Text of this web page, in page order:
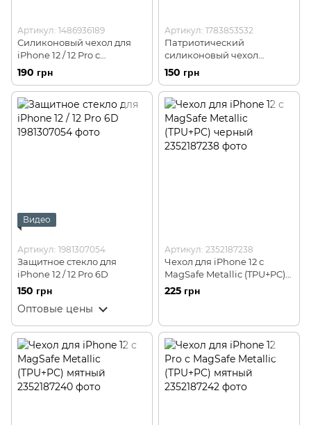
Артикул: 1486936189
Силиконовый чехол для
iPhone 12 / 12 Pro с
закрытым низом голубой
Blue 16 Silicone Case
(бампер)
190 грн
Артикул: 1783853532
Патриотический
силиконовый чехол
Silicone Case Full для
iPhone 12 / 12 Pro Ukrainian
Spirit (бампер)
150 грн
Видео
Артикул: 1981307054
Защитное стекло для
iPhone 12 / 12 Pro 6D
150 грн
Оптовые цены
Артикул: 2352187238
Чехол для iPhone 12 с
MagSafe Metallic (TPU+PC)
черный
225 грн